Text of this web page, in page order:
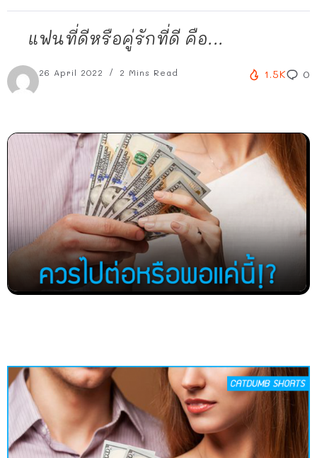
แฟนที่ดีหรือคู่รักที่ดี คือ...
26 April 2022 2 Mins Read 1.5K 0